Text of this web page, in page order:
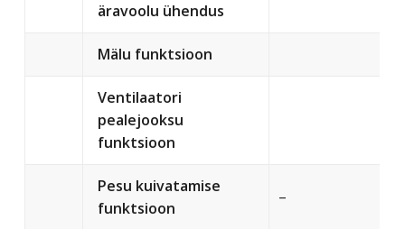
äravoolu ühendus
Mälu funktsioon
Ventilaatori
pealejooksu
funktsioon
Pesu kuivatamise
funktsioon
–